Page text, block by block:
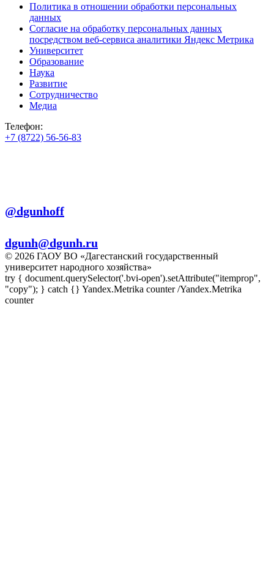
Политика в отношении обработки персональных
данных
Согласие на обработку персональных данных
посредством веб-сервиса аналитики Яндекс Метрика
Университет
Образование
Наука
Развитие
Сотрудничество
Медиа
Телефон:
+7 (8722) 56-56-83
@dgunhoff
dgunh@dgunh.ru
© 2026 ГАОУ ВО «Дагестанский государственный
университет народного хозяйства»
try { document.querySelector('.bvi-open').setAttribute("itemprop",
"copy"); } catch {} Yandex.Metrika counter/Yandex.Metrika
counter